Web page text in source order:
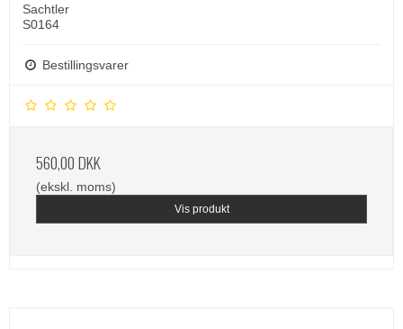
Sachtler
S0164
Bestillingsvarer
560,00 DKK
(ekskl. moms)
Vis produkt